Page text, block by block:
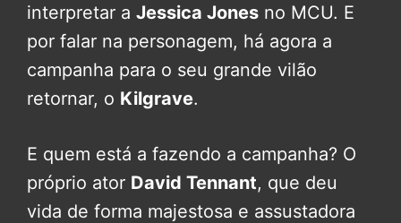
interpretar a Jessica Jones no MCU. E
por falar na personagem, há agora a
campanha para o seu grande vilão
retornar, o Kilgrave.
E quem está a fazendo a campanha? O
próprio ator David Tennant, que deu
vida de forma majestosa e assustadora